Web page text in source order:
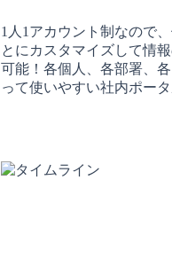
1人1アカウント制なので
とにカスタマイズして情
可能！各個人、各部署、
って使いやすい社内ポータ